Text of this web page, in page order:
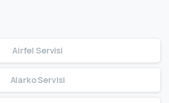
Airfel Servisi
Alarko Servisi